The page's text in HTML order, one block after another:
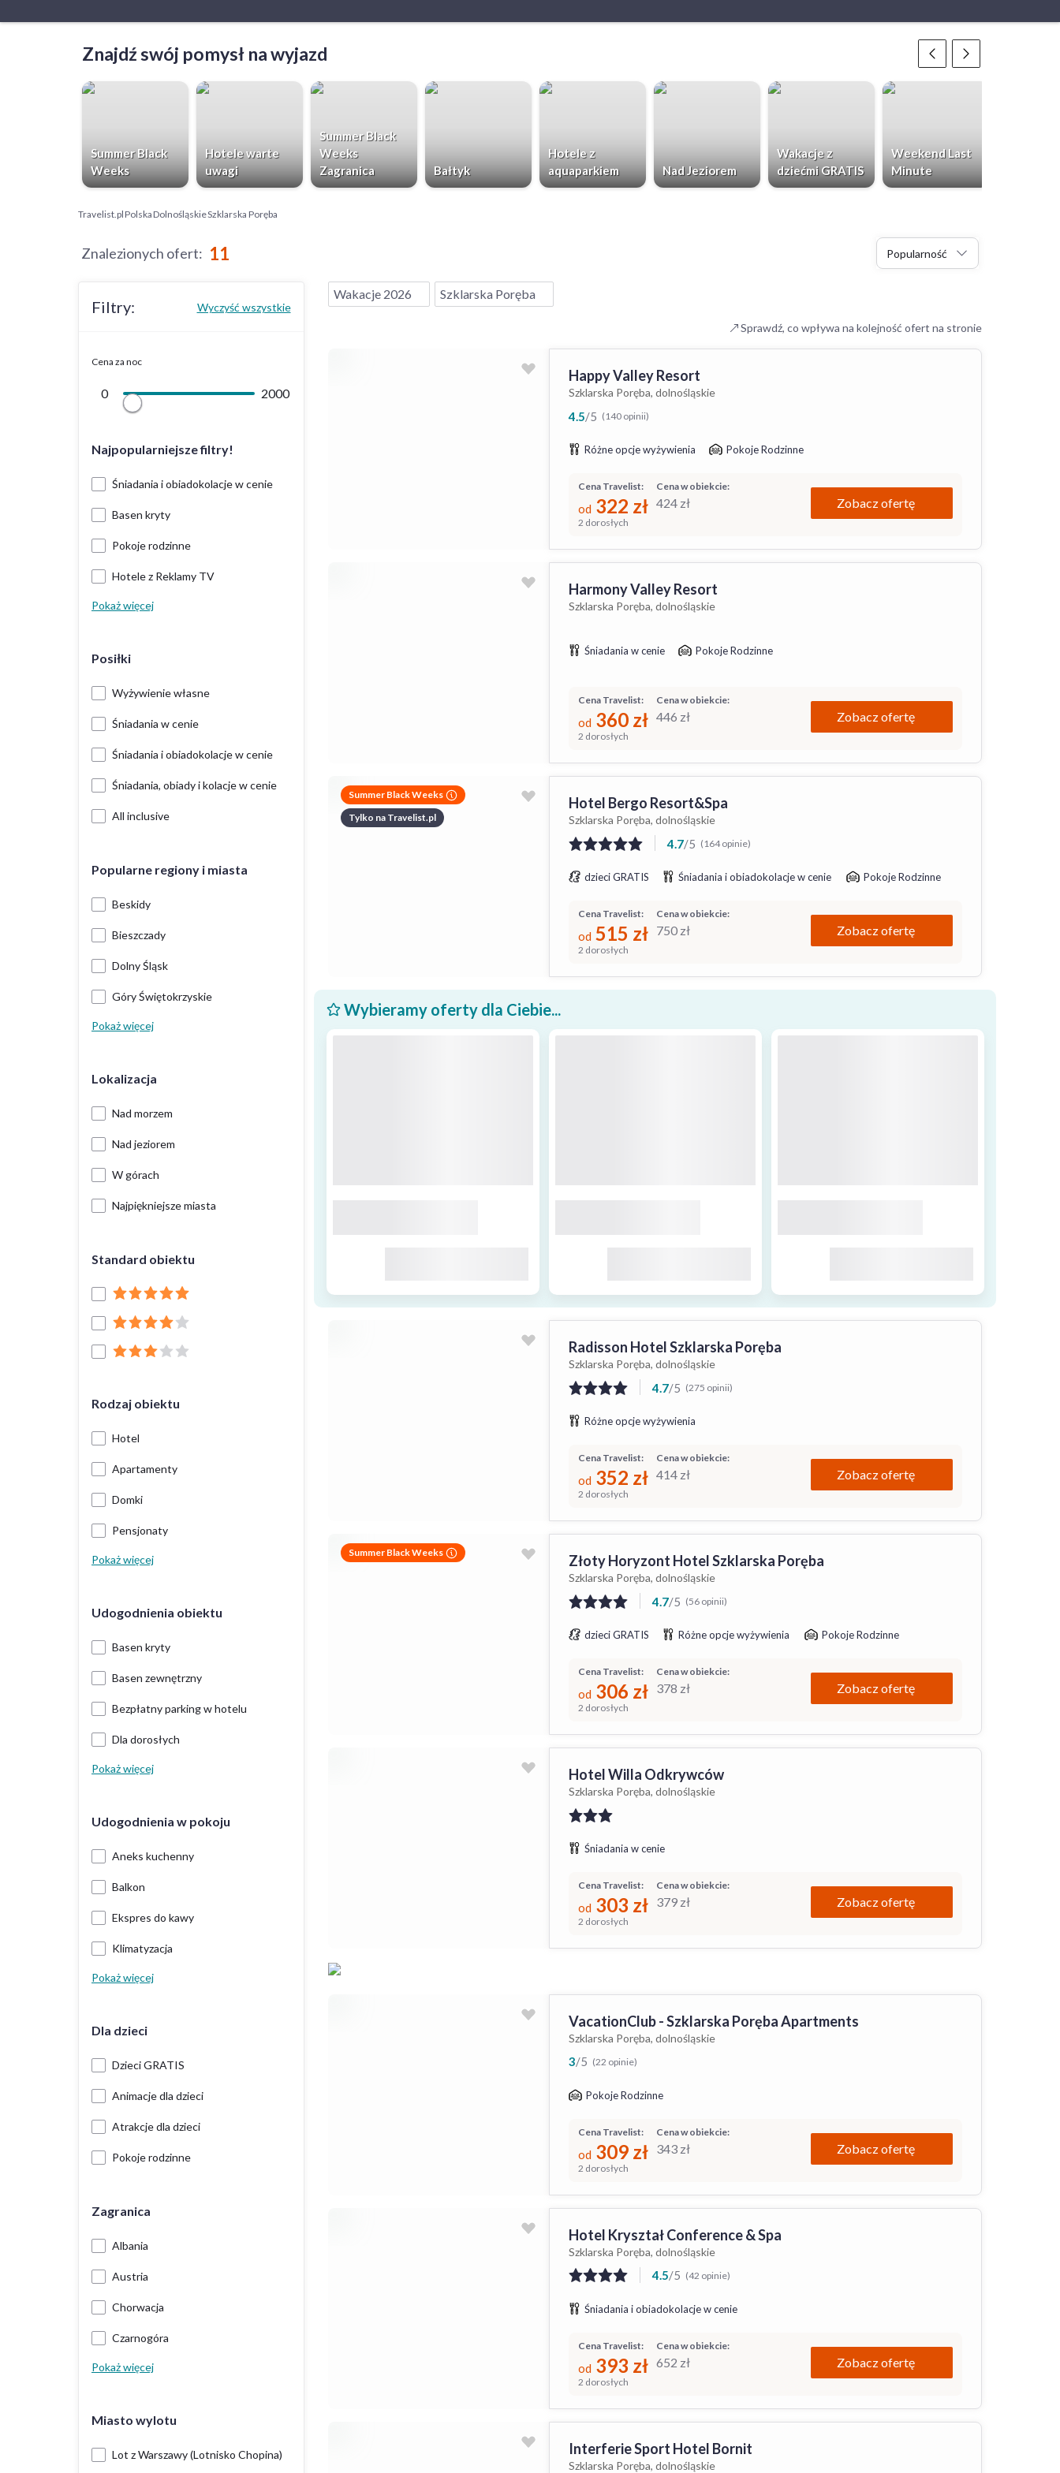
Znajdź swój pomysł na wyjazd
Summer Black
Weeks
Hotele warte
uwagi
Summer Black
Weeks
Zagranica
Bałtyk
Hotele z
aquaparkiem
Nad Jeziorem
Wakacje z
dziećmi GRATIS
Weekend Last
Minute
Travelist.plPolskaDolnośląskieSzklarska Poręba
Znalezionych ofert: 11 Popularność
Filtry: Wyczyść wszystkie
Cena za noc
0 2000
Najpopularniejsze filtry!
Śniadania i obiadokolacje w cenie
Basen kryty
Pokoje rodzinne
Hotele z Reklamy TV
Pokaż więcej
Posiłki
Wyżywienie własne
Śniadania w cenie
Śniadania i obiadokolacje w cenie
Śniadania, obiady i kolacje w cenie
All inclusive
Popularne regiony i miasta
Beskidy
Bieszczady
Dolny Śląsk
Góry Świętokrzyskie
Pokaż więcej
Lokalizacja
Nad morzem
Nad jeziorem
W górach
Najpiękniejsze miasta
Standard obiektu
Rodzaj obiektu
Hotel
Apartamenty
Domki
Pensjonaty
Pokaż więcej
Udogodnienia obiektu
Basen kryty
Basen zewnętrzny
Bezpłatny parking w hotelu
Dla dorosłych
Pokaż więcej
Udogodnienia w pokoju
Aneks kuchenny
Balkon
Ekspres do kawy
Klimatyzacja
Pokaż więcej
Dla dzieci
Dzieci GRATIS
Animacje dla dzieci
Atrakcje dla dzieci
Pokoje rodzinne
Zagranica
Albania
Austria
Chorwacja
Czarnogóra
Pokaż więcej
Miasto wylotu
Lot z Warszawy (Lotnisko Chopina)
Wakacje 2026 Szklarska Poręba
Sprawdź, co wpływa na kolejność ofert na stronie
Happy Valley Resort
Szklarska Poręba, dolnośląskie
4.5/5 (140 opinii)
Różne opcje wyżywienia Pokoje Rodzinne
Cena w obiekcie:
424 zł
Cena Travelist:
od 322 zł
2 dorosłych
Zobacz ofertę
Harmony Valley Resort
Szklarska Poręba, dolnośląskie
Śniadania w cenie Pokoje Rodzinne
Cena w obiekcie:
446 zł
Cena Travelist:
od 360 zł
2 dorosłych
Zobacz ofertę
Summer Black Weeks
Tylko na Travelist.pl
Hotel Bergo Resort&Spa
Szklarska Poręba, dolnośląskie
4.7/5 (164 opinie)
dzieci GRATIS Śniadania i obiadokolacje w cenie Pokoje Rodzinne
Cena w obiekcie:
750 zł
Cena Travelist:
od 515 zł
2 dorosłych
Zobacz ofertę
Wybieramy oferty dla Ciebie...
Radisson Hotel Szklarska Poręba
Szklarska Poręba, dolnośląskie
4.7/5 (275 opinii)
Różne opcje wyżywienia
Cena w obiekcie:
414 zł
Cena Travelist:
od 352 zł
2 dorosłych
Zobacz ofertę
Summer Black Weeks Złoty Horyzont Hotel Szklarska Poręba
Szklarska Poręba, dolnośląskie
4.7/5 (56 opinii)
dzieci GRATIS Różne opcje wyżywienia Pokoje Rodzinne
Cena w obiekcie:
378 zł
Cena Travelist:
od 306 zł
2 dorosłych
Zobacz ofertę
Hotel Willa Odkrywców
Szklarska Poręba, dolnośląskie
Śniadania w cenie
Cena w obiekcie:
379 zł
Cena Travelist:
od 303 zł
2 dorosłych
Zobacz ofertę
VacationClub - Szklarska Poręba Apartments
Szklarska Poręba, dolnośląskie
3/5 (22 opinie)
Pokoje Rodzinne
Cena w obiekcie:
343 zł
Cena Travelist:
od 309 zł
2 dorosłych
Zobacz ofertę
Hotel Kryształ Conference & Spa
Szklarska Poręba, dolnośląskie
4.5/5 (42 opinie)
Śniadania i obiadokolacje w cenie
Cena w obiekcie:
652 zł
Cena Travelist:
od 393 zł
2 dorosłych
Zobacz ofertę
Interferie Sport Hotel Bornit
Szklarska Poręba, dolnośląskie